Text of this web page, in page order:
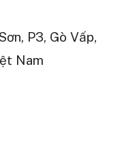
P3, Gò Vấp,
Nam